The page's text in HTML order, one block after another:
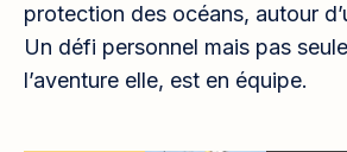
protection des océans, autour
Un défi personnel mais pas
l’aventure elle, est en équipe.